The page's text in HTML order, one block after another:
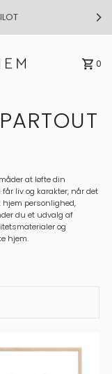
0
at løfte din
liv og karakter, når det
personlighed,
du et udvalg af
og
hjem.